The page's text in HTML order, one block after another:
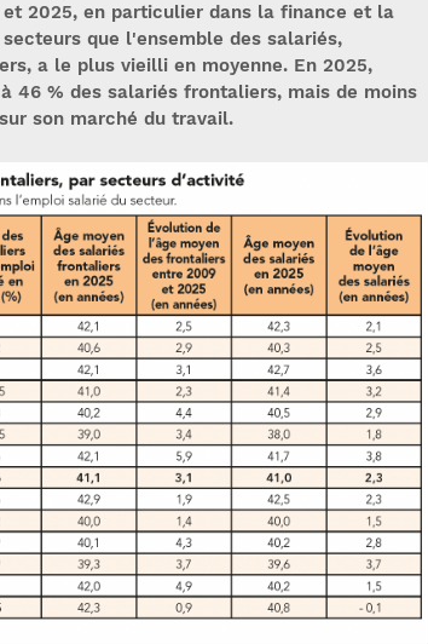
2025, en particulier dans la finance et la
que l'ensemble des salariés,
a le plus vieilli en moyenne. En 2025,
46 % des salariés frontaliers, mais de moins
son marché du travail.